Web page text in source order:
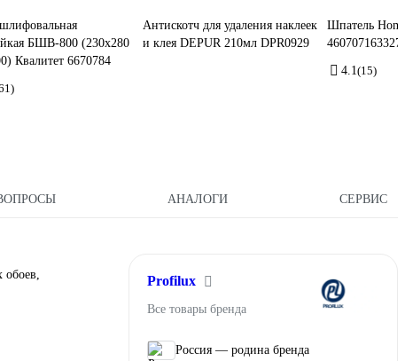
БШВ-800 (230х280
Квалитет 6670784
Антискотч для удаления наклеек
и клея DEPUR 210мл DPR0929
Шпатель
4.1(15)
АНАЛОГИ СЕРВИС
обоев,
Profilux
Все товары бренда
Россия — родина бренда